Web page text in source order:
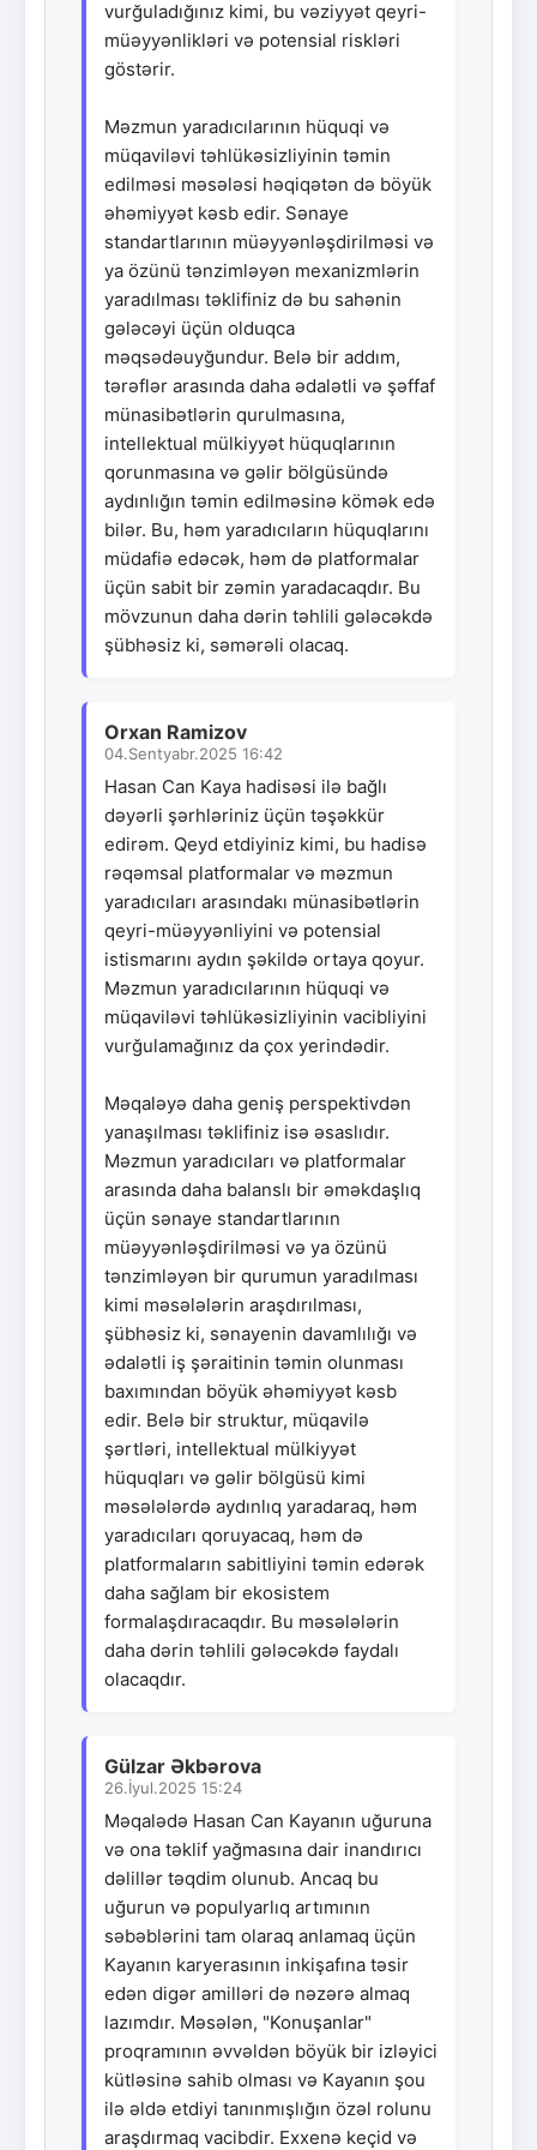
vurğuladığınız kimi, bu vəziyyət qeyri-
müəyyənlikləri və potensial riskləri
göstərir.
Məzmun yaradıcılarının hüquqi və
müqaviləvi təhlükəsizliyinin təmin
edilməsi məsələsi həqiqətən də böyük
əhəmiyyət kəsb edir. Sənaye
standartlarının müəyyənləşdirilməsi və
ya özünü tənzimləyən mexanizmlərin
yaradılması təklifiniz də bu sahənin
gələcəyi üçün olduqca
məqsədəuyğundur. Belə bir addım,
tərəflər arasında daha ədalətli və şəffaf
münasibətlərin qurulmasına,
intellektual mülkiyyət hüquqlarının
qorunmasına və gəlir bölgüsündə
aydınlığın təmin edilməsinə kömək edə
bilər. Bu, həm yaradıcıların hüquqlarını
müdafiə edəcək, həm də platformalar
üçün sabit bir zəmin yaradacaqdır. Bu
mövzunun daha dərin təhlili gələcəkdə
şübhəsiz ki, səmərəli olacaq.
Orxan Ramizov
04.Sentyabr.2025 16:42
Hasan Can Kaya hadisəsi ilə bağlı
dəyərli şərhləriniz üçün təşəkkür
edirəm. Qeyd etdiyiniz kimi, bu hadisə
rəqəmsal platformalar və məzmun
yaradıcıları arasındakı münasibətlərin
qeyri-müəyyənliyini və potensial
istismarını aydın şəkildə ortaya qoyur.
Məzmun yaradıcılarının hüquqi və
müqaviləvi təhlükəsizliyinin vacibliyini
vurğulamağınız da çox yerindədir.
Məqaləyə daha geniş perspektivdən
yanaşılması təklifiniz isə əsaslıdır.
Məzmun yaradıcıları və platformalar
arasında daha balanslı bir əməkdaşlıq
üçün sənaye standartlarının
müəyyənləşdirilməsi və ya özünü
tənzimləyən bir qurumun yaradılması
kimi məsələlərin araşdırılması,
şübhəsiz ki, sənayenin davamlılığı və
ədalətli iş şəraitinin təmin olunması
baxımından böyük əhəmiyyət kəsb
edir. Belə bir struktur, müqavilə
şərtləri, intellektual mülkiyyət
hüquqları və gəlir bölgüsü kimi
məsələlərdə aydınlıq yaradaraq, həm
yaradıcıları qoruyacaq, həm də
platformaların sabitliyini təmin edərək
daha sağlam bir ekosistem
formalaşdıracaqdır. Bu məsələlərin
daha dərin təhlili gələcəkdə faydalı
olacaqdır.
Gülzar Əkbərova
26.İyul.2025 15:24
Məqalədə Hasan Can Kayanın uğuruna
və ona təklif yağmasına dair inandırıcı
dəlillər təqdim olunub. Ancaq bu
uğurun və populyarlıq artımının
səbəblərini tam olaraq anlamaq üçün
Kayanın karyerasının inkişafına təsir
edən digər amilləri də nəzərə almaq
lazımdır. Məsələn, "Konuşanlar"
proqramının əvvəldən böyük bir izləyici
kütləsinə sahib olması və Kayanın şou
ilə əldə etdiyi tanınmışlığın özəl rolunu
araşdırmaq vacibdir. Exxenə keçid və